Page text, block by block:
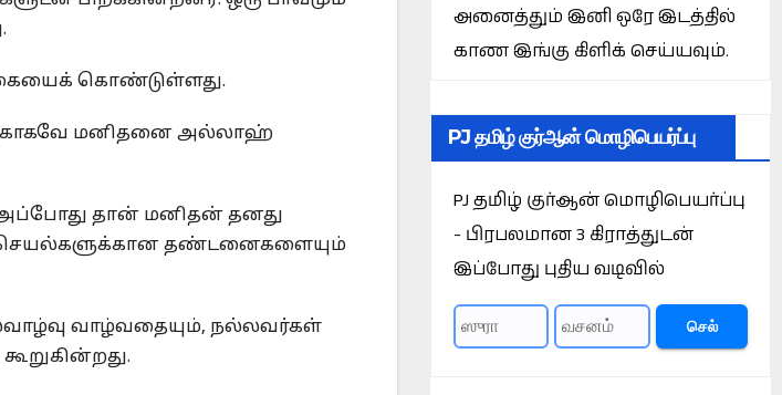
கொண்டுள்ளது.
மனிதனை அல்லாஹ்
அப்போது தான் மனிதன் தனது
செயல்களுக்கான தண்டனைகளையும்
வாழ்வதையும், நல்லவர்கள்
அனைத்தும் இனி ஒரே இடத்தில்
காண இங்கு கிளிக் செய்யவும்.
PJ தமிழ் குர்ஆன் மொழிபெயர்ப்பு
PJ தமிழ் குர்ஆன் மொழிபெயர்ப்பு
- பிரபலமான 3 கிராத்துடன்
இப்போது புதிய வடிவில்
செல்